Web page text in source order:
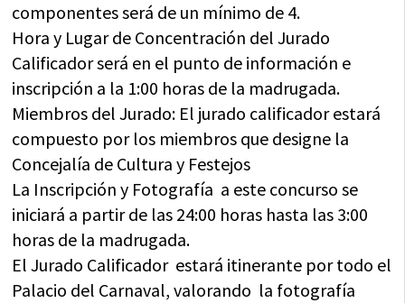
componentes será de un mínimo de 4.
Hora y Lugar de Concentración del Jurado
Calificador será en el punto de información e
inscripción a la 1:00 horas de la madrugada.
Miembros del Jurado: El jurado calificador estará
compuesto por los miembros que designe la
Concejalía de Cultura y Festejos
La Inscripción y Fotografía a este concurso se
iniciará a partir de las 24:00 horas hasta las 3:00
horas de la madrugada.
El Jurado Calificador estará itinerante por todo el
Palacio del Carnaval, valorando la fotografía